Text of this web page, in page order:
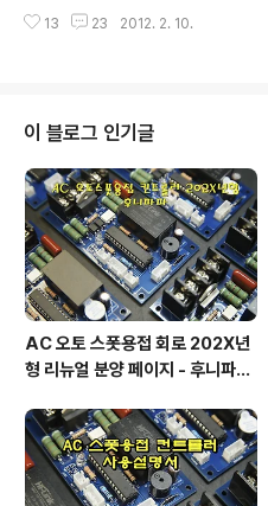
랐다가도 금세 사그라듭니다. 한두 번에 헤
카메라 들쳐메고 뛰쳐나갈 자유와 시간이
대한 투정임을요.. 그러니 열정이 식었다
니다. 어쩌면 이렇게 말하는 것도 허세일
. . 그러한 느낌으로 사진 한 장을 붙잡고
조 보정을 해봤습니다. 열정을 붉은색으
에 잠식당해 아..
13 23 2012. 2. 10.
이 블로그 인기글
AC 오토 스폿용접 회로 202X년
형 리뉴얼 분양 페이지 - 후니파파